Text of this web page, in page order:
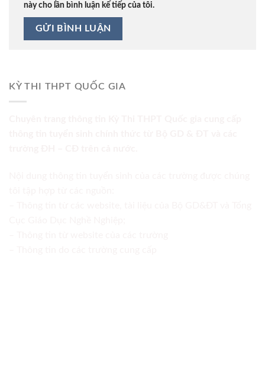
này cho lần bình luận kế tiếp của tôi.
KỲ THI THPT QUỐC GIA